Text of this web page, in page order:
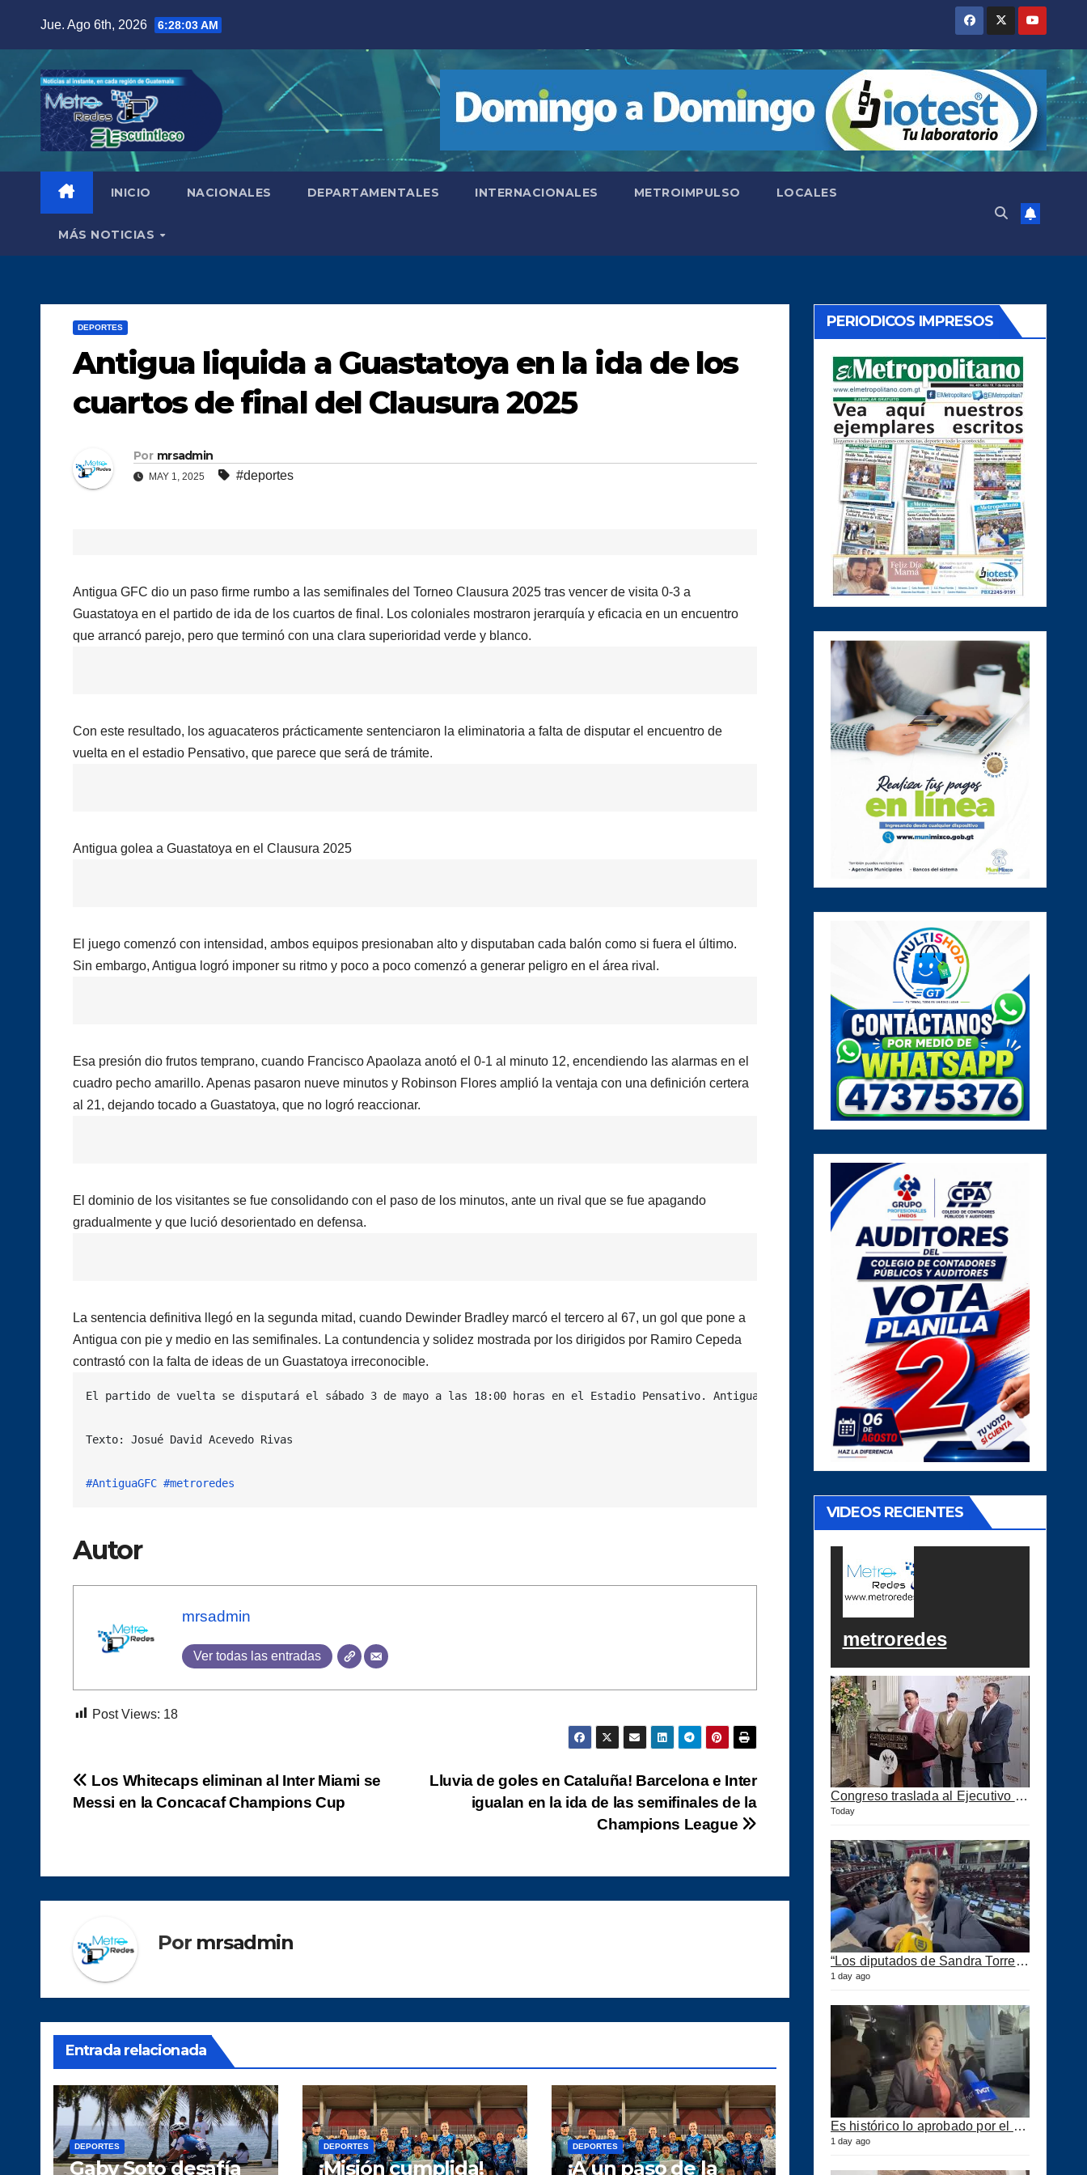
contenido
Jue. Ago 6th, 2026 6:28:04 AM
INICIO NACIONALES DEPARTAMENTALES INTERNACIONALES METROIMPULSO LOCALES
MÁS NOTICIAS
DEPORTES
Antigua liquida a Guastatoya en la ida de los
cuartos de final del Clausura 2025
Por mrsadmin
MAY 1, 2025 #deportes
Antigua GFC dio un paso firme rumbo a las semifinales del Torneo Clausura 2025 tras vencer de visita 0-3 a
Guastatoya en el partido de ida de los cuartos de final. Los coloniales mostraron jerarquía y eficacia en un encuentro
que arrancó parejo, pero que terminó con una clara superioridad verde y blanco.
Con este resultado, los aguacateros prácticamente sentenciaron la eliminatoria a falta de disputar el encuentro de
vuelta en el estadio Pensativo, que parece que será de trámite.
Antigua golea a Guastatoya en el Clausura 2025
El juego comenzó con intensidad, ambos equipos presionaban alto y disputaban cada balón como si fuera el último.
Sin embargo, Antigua logró imponer su ritmo y poco a poco comenzó a generar peligro en el área rival.
Esa presión dio frutos temprano, cuando Francisco Apaolaza anotó el 0-1 al minuto 12, encendiendo las alarmas en el
cuadro pecho amarillo. Apenas pasaron nueve minutos y Robinson Flores amplió la ventaja con una definición certera
al 21, dejando tocado a Guastatoya, que no logró reaccionar.
El dominio de los visitantes se fue consolidando con el paso de los minutos, ante un rival que se fue apagando
gradualmente y que lució desorientado en defensa.
La sentencia definitiva llegó en la segunda mitad, cuando Dewinder Bradley marcó el tercero al 67, un gol que pone a
Antigua con pie y medio en las semifinales. La contundencia y solidez mostrada por los dirigidos por Ramiro Cepeda
contrastó con la falta de ideas de un Guastatoya irreconocible.
El partido de vuelta se disputará el sábado 3 de mayo a las 18:00 horas en el Estadio Pensativo. Antigua tendrá la ventaja de jugar en casa con un
Texto: Josué David Acevedo Rivas
#AntiguaGFC #metroredes
Autor
mrsadmin
Ver todas las entradas
Post Views: 18
Navegación
Lluvia de goles en Cataluña! Barcelona e Inter
igualan en la ida de las semifinales de la
Champions League
Los Whitecaps eliminan al Inter Miami se
Messi en la Concacaf Champions Cup
Por mrsadmin
Entrada relacionada
DEPORTES
Gaby Soto desafía
DEPORTES
¡Misión cumplida!
DEPORTES
¡A un paso de la
PERIODICOS IMPRESOS
VIDEOS RECIENTES
metroredes
Congreso traslada al Ejecutivo las reformas a la Ley del IUSI tras firma del Decreto 18-2026
Today
“Los diputados de Sandra Torres lo que quieren es extorsionar” expresa Samuel Pérez
1 day ago
Es histórico lo aprobado por el Congreso ahora se podrán construir puertos privados
1 day ago